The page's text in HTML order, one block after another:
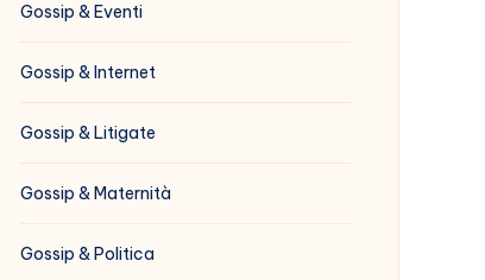
Gossip & Eventi
Gossip & Internet
Gossip & Litigate
Gossip & Maternità
Gossip & Politica